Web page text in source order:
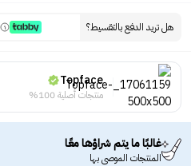
هل تريد الدفع بالتقسيط؟
Topface
منتجات أصلية 100%
غالبًا ما يتم شراؤها معًا
المنتجات الموصى بها